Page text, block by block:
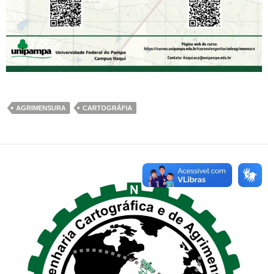
AGRIMENSURA CARTOGRÁFIA